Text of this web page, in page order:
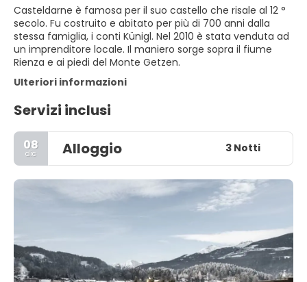
Casteldarne è famosa per il suo castello che risale al 12 °
secolo. Fu costruito e abitato per più di 700 anni dalla
stessa famiglia, i conti Künigl. Nel 2010 è stata venduta ad
un imprenditore locale. Il maniero sorge sopra il fiume
Rienza e ai piedi del Monte Getzen.
Ulteriori informazioni
Servizi inclusi
08
dic Alloggio 3 Notti